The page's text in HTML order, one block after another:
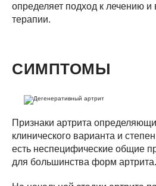
определяет подход к лечению и
терапии.
СИМПТОМЫ
Признаки артрита
клинического варианта и
есть неспецифические общие
для большинства форм артрита.